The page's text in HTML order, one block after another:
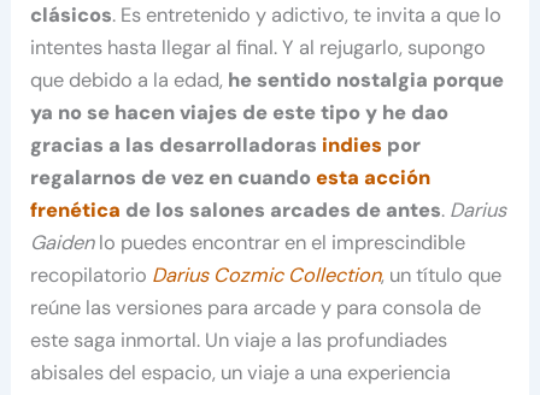
clásicos. Es entretenido y adictivo, te invita a que lo
intentes hasta llegar al final. Y al rejugarlo, supongo
que debido a la edad, he sentido nostalgia porque
ya no se hacen viajes de este tipo y he dao
gracias a las desarrolladorasindies por
regalarnos de vez en cuandoesta acción
frenética de los salones arcades de antes. Darius
Gaidenlo puedes encontrar en el imprescindible
recopilatorio Darius Cozmic Collection, un título que
reúne las versiones para arcade y para consola de
este saga inmortal. Un viaje a las profundiades
abisales del espacio, un viaje a una experiencia